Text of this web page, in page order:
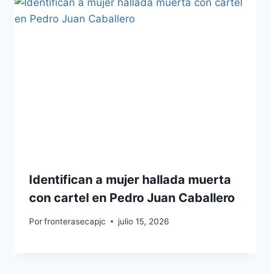
Identifican a mujer hallada muerta
con cartel en Pedro Juan Caballero
Porfronterasecapjc julio 15, 2026